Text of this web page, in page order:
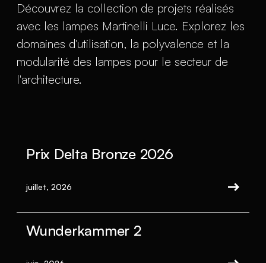
Découvrez la collection de projets réalisés
avec les lampes Martinelli Luce. Explorez les
domaines d'utilisation, la polyvalence et la
modularité des lampes pour le secteur de
l'architecture.
Prix Delta Bronze 2026
juillet, 2026
Wunderkammer 2